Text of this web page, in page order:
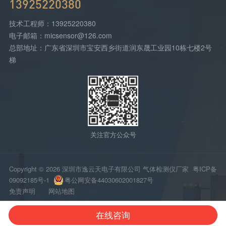
13925220380
技术工程师：13925220380
电子邮箱：micsensor@126.com
总部地址：广东省深圳市宝安西乡街道润东晟工业园10栋七楼2号
梯
关注官方公众号
Copyright © 2026 深圳市逸云天电子有限公司 气体检测仪厂家 粤ICP备
09092185号-1
粤公网安备44030602001827号
免责声明
网站地图
在线咨询